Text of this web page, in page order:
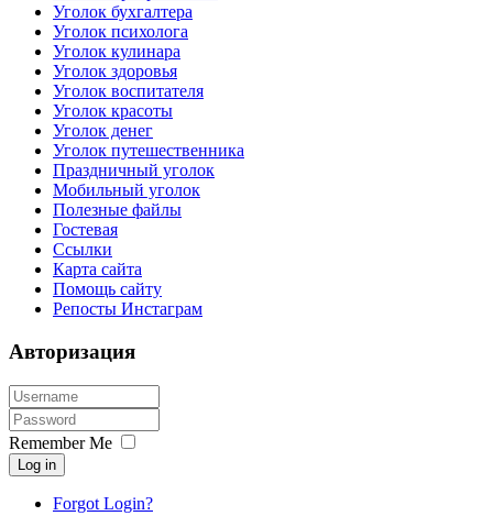
Уголок бухгалтера
Уголок психолога
Уголок кулинара
Уголок здоровья
Уголок воспитателя
Уголок красоты
Уголок денег
Уголок путешественника
Праздничный уголок
Мобильный уголок
Полезные файлы
Гостевая
Ссылки
Карта сайта
Помощь сайту
Репосты Инстаграм
Авторизация
Remember Me
Log in
Forgot Login?